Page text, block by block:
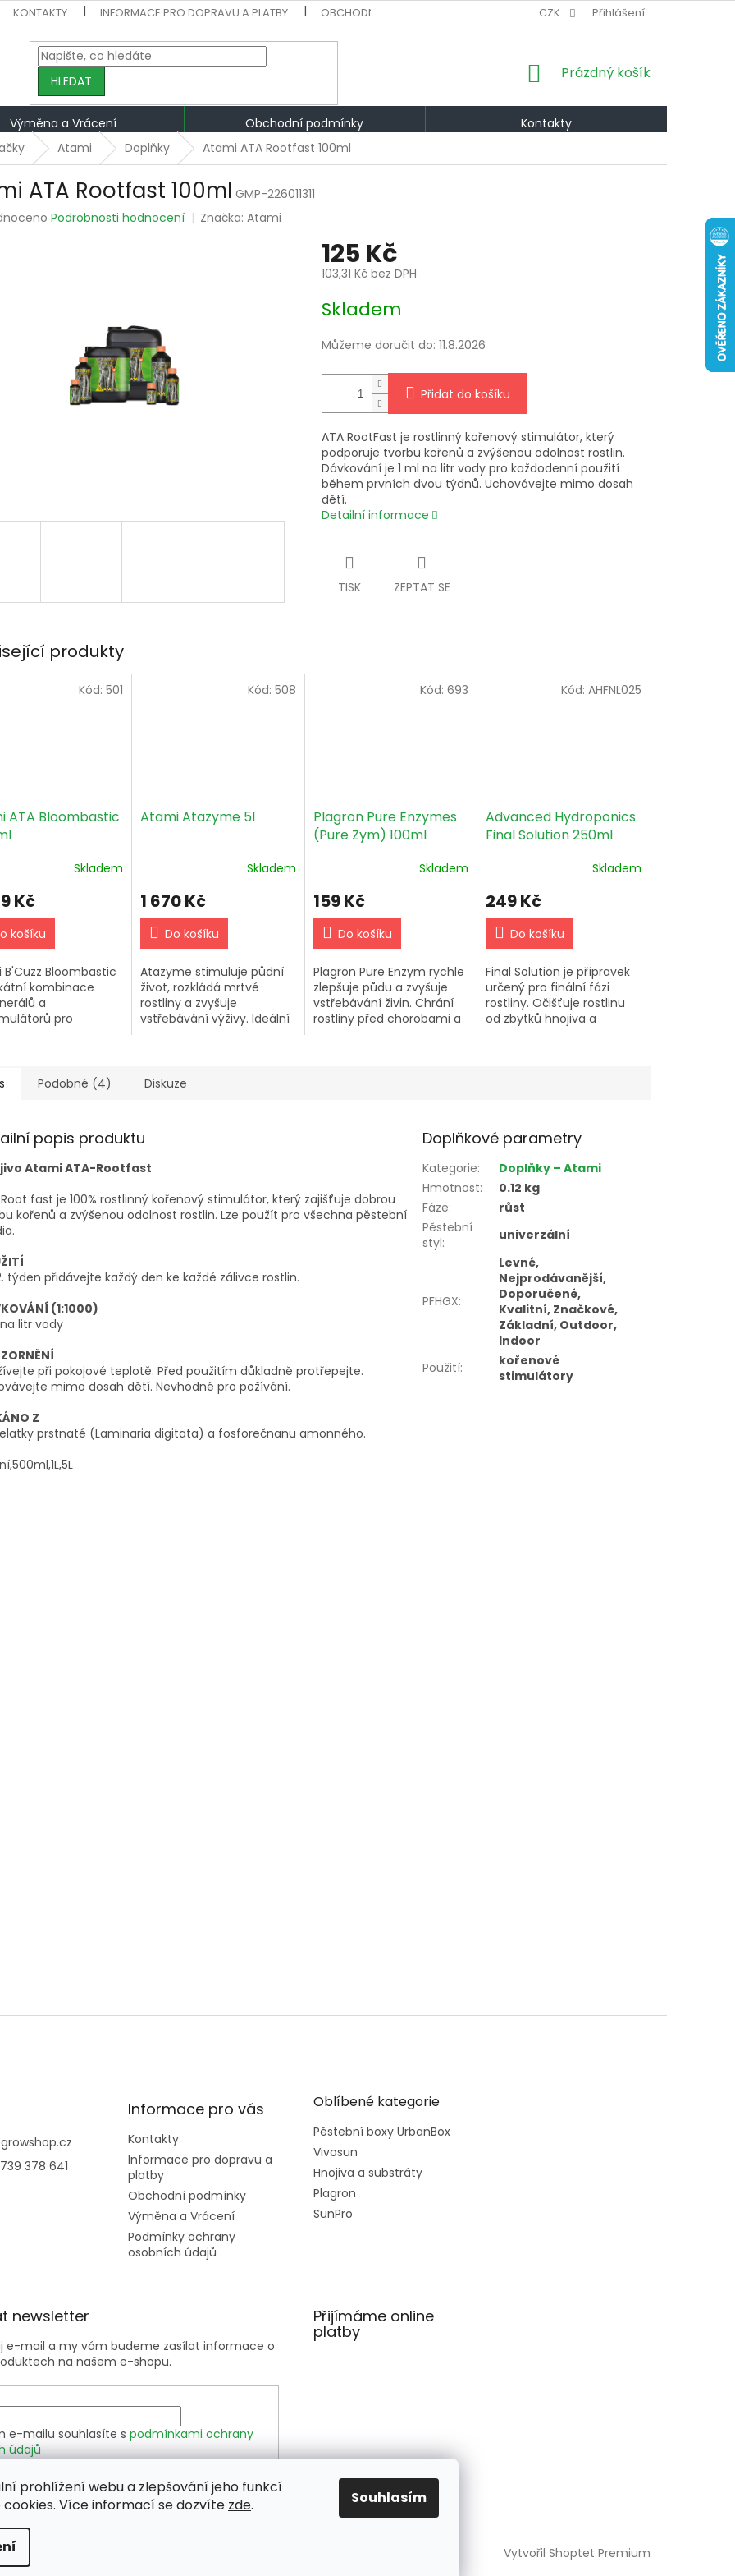
prohlížení webu a zlepšování jeho funkcí
Více informací se dozvíte zde. Souhlasím
KONTAKTY INFORMACE PRO DOPRAVU A PLATBY OBCHODNÍ PODMÍNKY VÝMĚNA A VRÁCENÍ PODMÍNKY OCHRANY
CZK Přihlášení
HLEDAT
NÁKUPNÍ
Prázdný košík
Výměna a Vrácení Obchodní podmínky
Kontakty
Atami Doplňky Atami ATA Rootfast 100ml
ATA Rootfast 100ml GMP-226011311
Podrobnosti hodnocení Značka:Atami
125 Kč
103,31 Kč bez DPH
cena:
Skladem
Můžeme doručit do: 11.8.2026
Přidat do košíku
ATA RootFast je rostlinný kořenový stimulátor, který
podporuje tvorbu kořenů a zvýšenou odolnost rostlin.
Dávkování je 1 ml na litr vody pro každodenní použití
během prvních dvou týdnů. Uchovávejte mimo dosah
dětí.
Detailní informace
TISK ZEPTAT SE
produkty
ATA Bloombastic
Skladem
Kč
košíku
Bloombastic
kombinace
a
pro
pro všechny...
Kód: 501
Atami Atazyme 5l
Skladem
1 670 Kč
Do košíku
Atazyme stimuluje půdní
život, rozkládá mrtvé
rostliny a zvyšuje
vstřebávání výživy. Ideální
vody.
Kód: 508
Plagron Pure Enzymes
(Pure Zym) 100ml
Skladem
159 Kč
Do košíku
Plagron Pure Enzym rychle
zlepšuje půdu a zvyšuje
vstřebávání živin. Chrání
rostliny před chorobami a
Kód:693
Advanced Hydroponics
Final Solution 250ml
Skladem
249 Kč
Do košíku
Final Solution je přípravek
určený pro finální fázi
rostliny. Očišťuje rostlinu
od zbytků hnojiva a
Kód: AHFNL025
Podobné (4) Diskuze
popis produktu
Atami ATA-Rootfast
Root fast je 100% rostlinný kořenový stimulátor, který zajišťuje dobrou
kořenů a zvýšenou odolnost rostlin. Lze použít pro všechna pěstební
týden přidávejte každý den ke každé zálivce rostlin.
(1:1000)
litr vody
při pokojové teplotě. Před použitím důkladně protřepejte.
mimo dosah dětí. Nevhodné pro požívání.
Z
prstnaté (Laminaria digitata) a fosforečnanu amonného.
Doplňkové parametry
Kategorie:
Doplňky – Atami
Hmotnost:
0.12 kg
Fáze:
růst
Pěstební
styl: univerzální
PFHGX:
Levné,
Nejprodávanější,
Doporučené,
Kvalitní, Značkové,
Základní, Outdoor,
Indoor
Použití:
kořenové
stimulátory
growshop.cz
378 641
Informace pro vás
Kontakty
Informace pro dopravu a
platby
Obchodní podmínky
Výměna a Vrácení
Podmínky ochrany
osobních údajů
Oblíbené kategorie
Pěstební boxy UrbanBox
Vivosun
Hnojiva a substráty
Plagron
SunPro
newsletter
e-mail a my vám budeme zasílat informace o
na našem e-shopu.
e-mailu souhlasíte s podmínkami ochrany
údajů
SE
Přijímáme online
platby
Vytvořil Shoptet Premium